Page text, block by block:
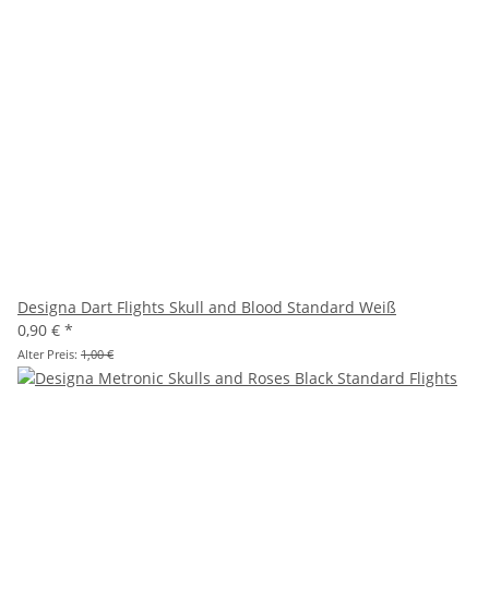
Designa Dart Flights Skull and Blood Standard Weiß
0,90 € *
Alter Preis: 1,00 €